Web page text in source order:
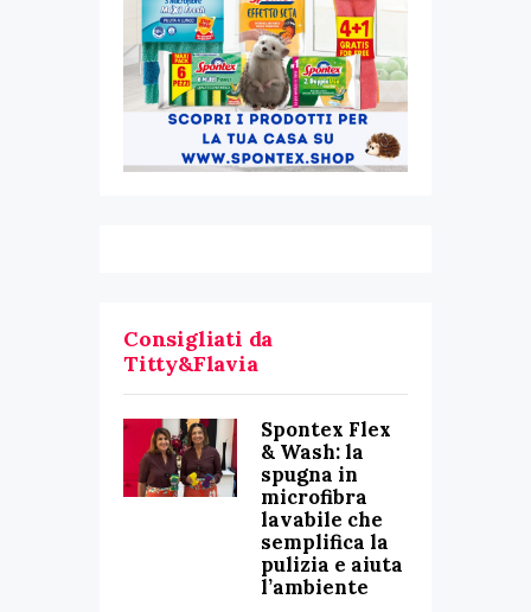
Consigliati da
Titty&Flavia
Spontex Flex
& Wash: la
spugna in
microfibra
lavabile che
semplifica la
pulizia e aiuta
l’ambiente